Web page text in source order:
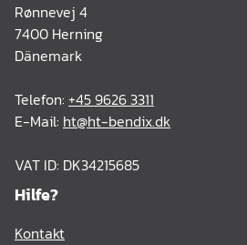
Rønnevej 4
7400 Herning
Dänemark
Telefon: +45 9626 3311
E-Mail: ht@ht-bendix.dk
VAT ID: DK34215685
Hilfe?
Kontakt